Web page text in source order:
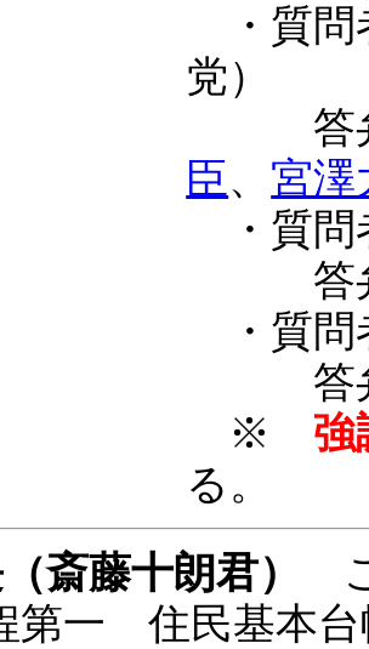
・質
党）
答
臣、 宮澤
・質
答
・質
答
※ 強
る。
斎藤十朗君）
一 住民基本台